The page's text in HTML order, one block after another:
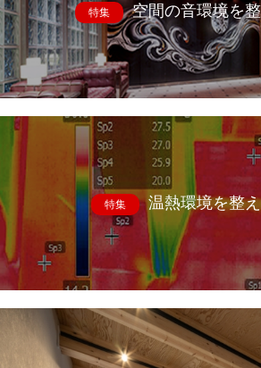
特集 空間の音環境を
特集 温熱環境を整